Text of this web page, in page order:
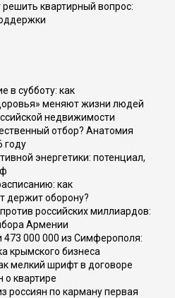
квартирный вопрос:
в субботу: как
меняют жизни людей
недвижимости
отбор? Анатомия
году
энергетики: потенциал,
как
держит оборону?
российских миллиардов:
Армении
473 000 000 из Симферополя:
крымского бизнеса
мелкий шрифт в договоре
о квартире
россиян по карману первая